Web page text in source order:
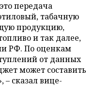
передача
табачную
продукцию,
и так далее,
РФ. По оценкам
от данных
может составить
сказал вице-